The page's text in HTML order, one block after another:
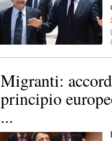
Migranti:
principio
...